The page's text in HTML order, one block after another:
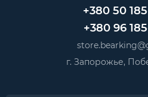
+380 50
+380 96
г. Запорожье,